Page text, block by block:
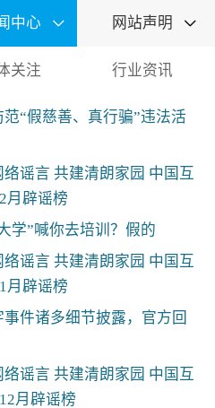
中心 
关注 行业资讯
网站声明 
范“假慈善、真行骗”违法活
络谣言 共建清朗家园 中国互
月辟谣榜
学”喊你去培训？假的
络谣言 共建清朗家园 中国互
月辟谣榜
事件诸多细节披露，官方回
络谣言 共建清朗家园 中国互
月辟谣榜